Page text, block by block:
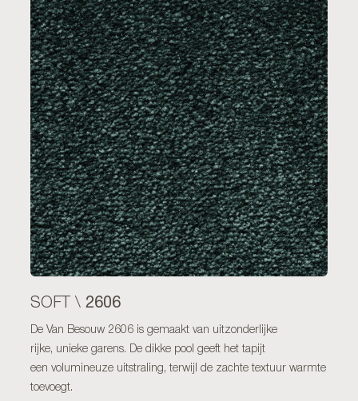
SOFT \ 2606
De Van Besouw 2606 is gemaakt van uitzonderlijke
rijke, unieke garens. De dikke pool geeft het tapijt
een volumineuze uitstraling, terwijl de zachte textuur warmte
toevoegt.